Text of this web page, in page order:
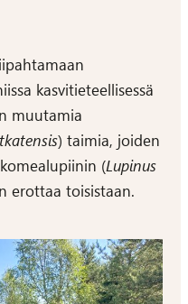
kasvitieteellisessä
muutamia
) taimia, joiden
(Lupinus
erottaa toisistaan.